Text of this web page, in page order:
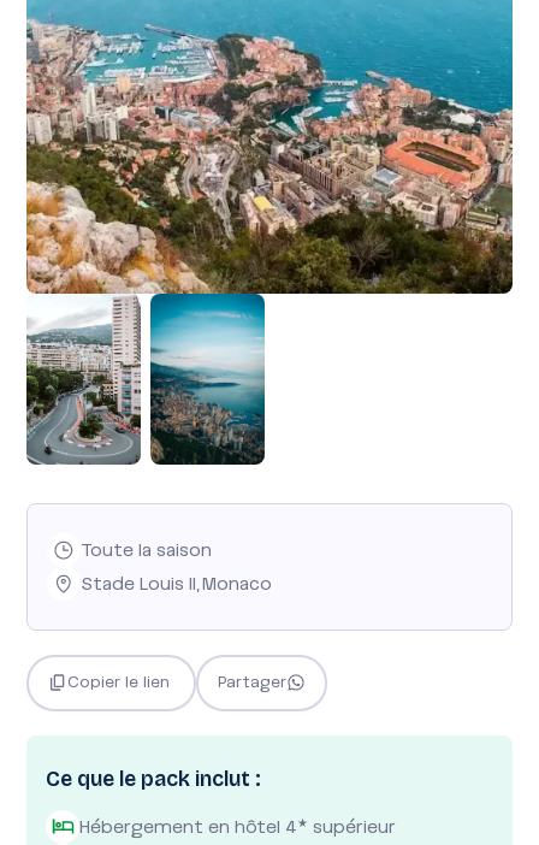
Toute la saison
Stade Louis II,Monaco
Copier le lien Partager
Ce que le pack inclut :
Hébergement en hôtel 4★ supérieur